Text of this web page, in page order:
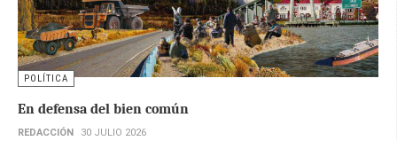
POLÍTICA
En defensa del bien común
REDACCIÓN 30 JULIO 2026